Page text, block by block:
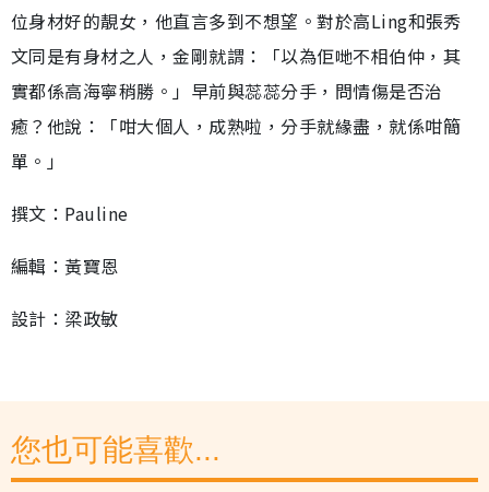
位身材好的靚女，他直言多到不想望。對於高Ling和張秀
文同是有身材之人，金剛就謂：「以為佢哋不相伯仲，其
實都係高海寧稍勝。」早前與蕊蕊分手，問情傷是否治
癒？他說：「咁大個人，成熟啦，分手就緣盡，就係咁簡
單。」
撰文：Pauline
編輯：黃寶恩
設計：梁政敏
您也可能喜歡...